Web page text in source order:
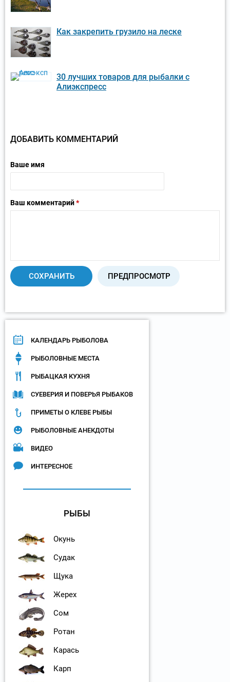
Как закрепить грузило на леске
30 лучших товаров для рыбалки с
Алиэкспресс
ДОБАВИТЬ КОММЕНТАРИЙ
Ваше имя
Ваш комментарий*
КАЛЕНДАРЬ РЫБОЛОВА
РЫБОЛОВНЫЕ МЕСТА
РЫБАЦКАЯ КУХНЯ
СУЕВЕРИЯ И ПОВЕРЬЯ РЫБАКОВ
ПРИМЕТЫ О КЛЕВЕ РЫБЫ
РЫБОЛОВНЫЕ АНЕКДОТЫ
ВИДЕО
ИНТЕРЕСНОЕ
РЫБЫ
Окунь
Судак
Щука
Жерех
Сом
Ротан
Карась
Карп